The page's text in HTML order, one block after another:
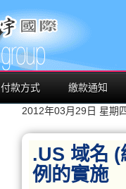
付款方式 繳款通知
2012年03月29日 星期
.US 域名 (
例的實施